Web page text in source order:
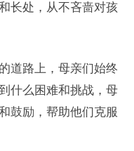
长处，从不吝啬对孩
道路上，母亲们始终
什么困难和挑战，母
鼓励，帮助他们克服